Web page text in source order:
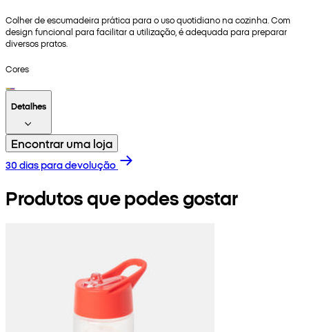
Colher de escumadeira prática para o uso quotidiano na cozinha. Com
design funcional para facilitar a utilização, é adequada para preparar
diversos pratos.
Cores
Detalhes
Encontrar uma loja
30 dias para devolução
Produtos que podes gostar